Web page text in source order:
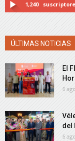
1,240
ÚLTIMAS NOTICIAS
El
6
del
6